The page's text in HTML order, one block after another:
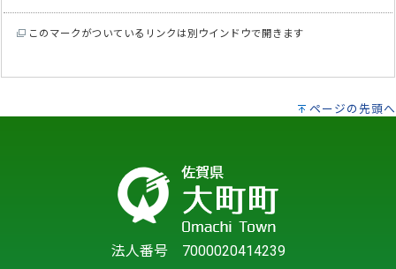
このマークがついているリンクは別ウインドウで開きます
ページの先頭へ
法人番号 7000020414239